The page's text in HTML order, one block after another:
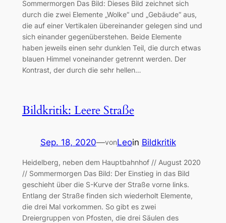
Sommermorgen Das Bild: Dieses Bild zeichnet sich
durch die zwei Elemente „Wolke“ und „Gebäude“ aus,
die auf einer Vertikalen übereinander gelegen sind und
sich einander gegenüberstehen. Beide Elemente
haben jeweils einen sehr dunklen Teil, die durch etwas
blauen Himmel voneinander getrennt werden. Der
Kontrast, der durch die sehr hellen…
Bildkritik: Leere Straße
Sep. 18, 2020—vonLeoin Bildkritik
Heidelberg, neben dem Hauptbahnhof // August 2020
// Sommermorgen Das Bild: Der Einstieg in das Bild
geschieht über die S-Kurve der Straße vorne links.
Entlang der Straße finden sich wiederholt Elemente,
die drei Mal vorkommen. So gibt es zwei
Dreiergruppen von Pfosten, die drei Säulen des